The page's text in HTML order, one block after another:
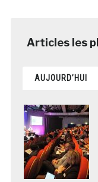
AUJOURD’HUI